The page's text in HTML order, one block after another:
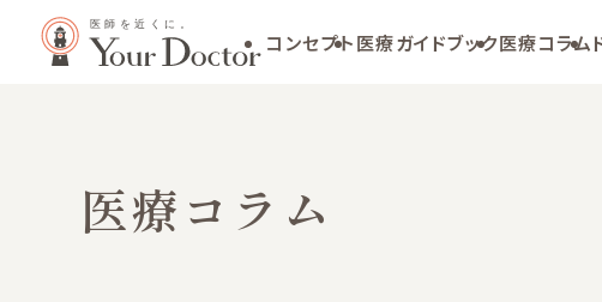
コンセプト医療ガイドブック医療コラム
医療コラム